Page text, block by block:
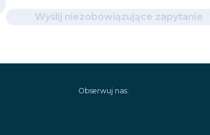
Wyślij niezobowiązujące zapytanie
Obserwuj nas: